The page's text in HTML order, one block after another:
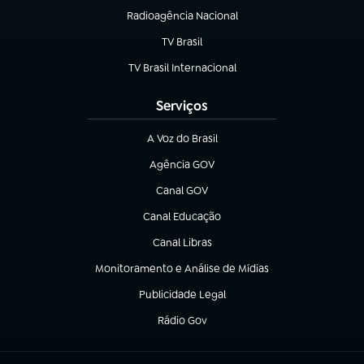
Radioagência Nacional
(abre em nova aba)
TV Brasil
(abre em nova aba)
TV Brasil Internacional
(abre em nova aba)
Serviços
A Voz do Brasil
(abre em nova aba)
Agência GOV
(abre em nova aba)
Canal GOV
(abre em nova aba)
Canal Educação
(abre em nova aba)
Canal Libras
(abre em nova aba)
Monitoramento e Análise de Mídias
(abre em nova aba)
Publicidade Legal
(abre em nova aba)
Rádio Gov
(abre em nova aba)